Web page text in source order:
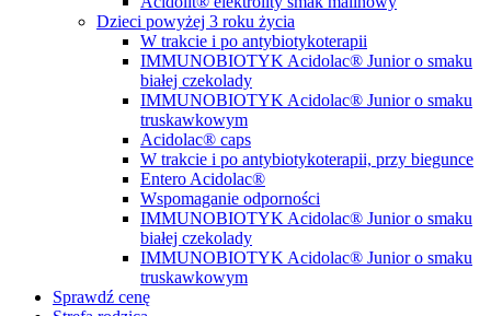
Dzieci powyżej 3 roku życia
W trakcie i po antybiotykoterapii
IMMUNOBIOTYK Acidolac® Junior o smaku
białej czekolady
IMMUNOBIOTYK Acidolac® Junior o smaku
truskawkowym
Acidolac® caps
W trakcie i po antybiotykoterapii, przy biegunce
Entero Acidolac®
Wspomaganie odporności
IMMUNOBIOTYK Acidolac® Junior o smaku
białej czekolady
IMMUNOBIOTYK Acidolac® Junior o smaku
truskawkowym
Sprawdź cenę